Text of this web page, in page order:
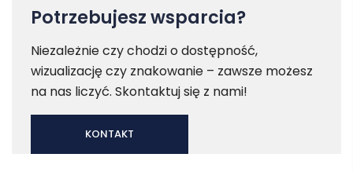
Potrzebujesz wsparcia?
Niezależnie czy chodzi o dostępność,
wizualizację czy znakowanie – zawsze możesz
na nas liczyć. Skontaktuj się z nami!
KONTAKT